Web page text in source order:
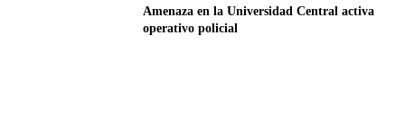
Amenaza en la Universidad Central activa
operativo policial